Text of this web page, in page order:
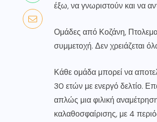
έξω, να γνωριστούν και να
Ομάδες από Κοζάνη,
συμμετοχή. Δεν χρειάζεται
Κάθε ομάδα μπορεί να
30 ετών με ενεργό δελτίο.
απλώς μια φιλική
καλαθοσφαίρισης, με 4